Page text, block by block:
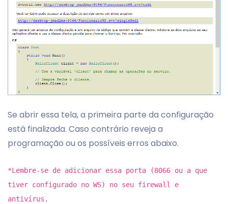
Se abrir essa tela, a primeira parte da configuração
está finalizada. Caso contrário reveja a
programação ou os possíveis erros abaixo.
*Lembre-se de adicionar essa porta (8066 ou a que
tiver configurado no WS) no seu firewall e
antivírus.